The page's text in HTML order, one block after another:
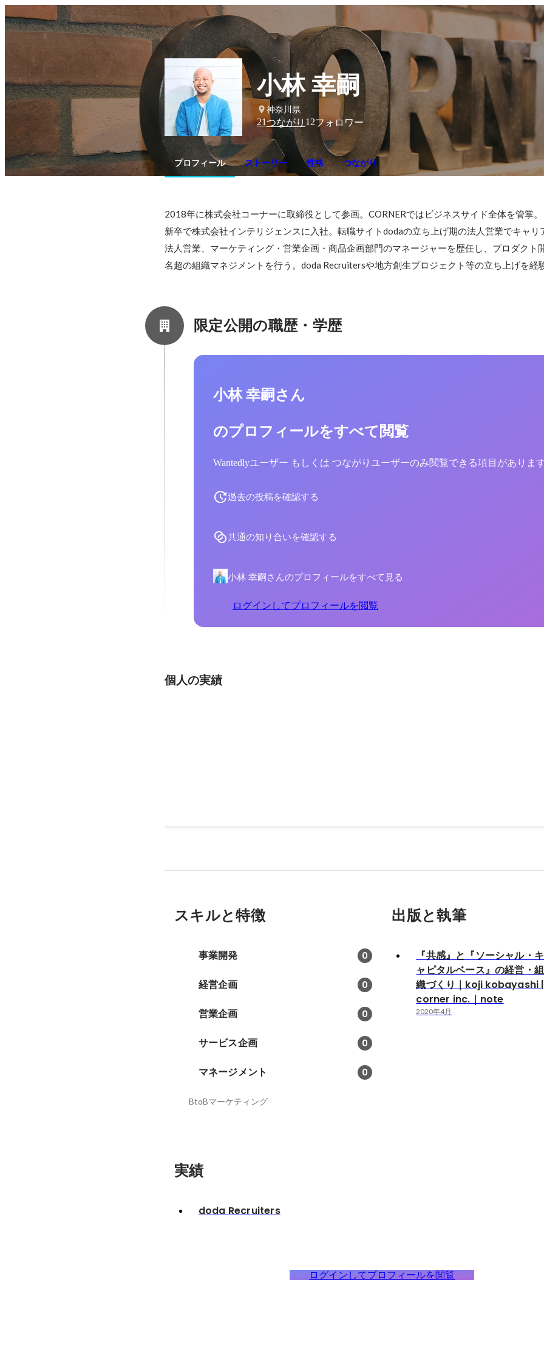
小林 幸嗣
神奈川県
21つながり 12フォロワー
プロフィール ストーリー 性格 つながり
2018年に株式会社コーナーに取締役として参画。CORNERではビジネスサイド全体を管掌。
新卒で株式会社インテリジェンスに入社。転職サイトdodaの立ち上げ期の法人営業でキャリ
法人営業、マーケティング・営業企画・商品企画部門のマネージャーを歴任し、プロダクト
名超の組織マネジメントを行う。doda Recruitersや地方創生プロジェクト等の立ち上げを経
限定公開の職歴・学歴
小林 幸嗣さん
のプロフィールをすべて閲覧
Wantedlyユーザー もしくは つながりユーザーのみ閲覧できる項目がありま
過去の投稿を確認する
共通の知り合いを確認する
小林 幸嗣さんのプロフィールをすべて見る
ログインしてプロフィールを閲覧
個人の実績
スキルと特徴
事業開発 0
経営企画 0
営業企画 0
サービス企画 0
マネージメント 0
BtoBマーケティング
出版と執筆
『共感』と『ソーシャル・キ
ャピタルベース』の経営・組
織づくり｜koji kobayashi |
corner inc.｜note
2020年4月
実績
doda Recruiters
ログインしてプロフィールを閲覧